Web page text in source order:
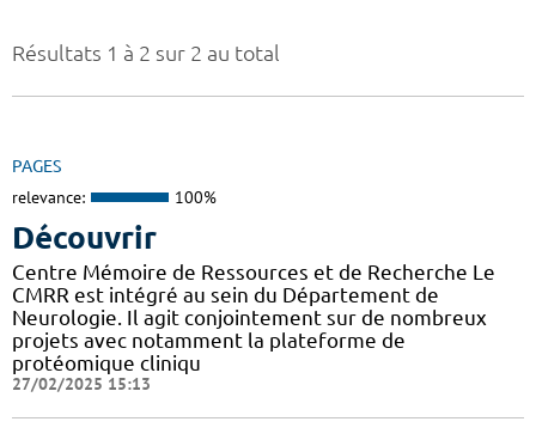
Résultats 1 à 2 sur 2 au total
PAGES
relevance: 100%
Découvrir
Centre Mémoire de Ressources et de Recherche Le
CMRR est intégré au sein du Département de
Neurologie. Il agit conjointement sur de nombreux
projets avec notamment la plateforme de
protéomique cliniqu
27/02/2025 15:13